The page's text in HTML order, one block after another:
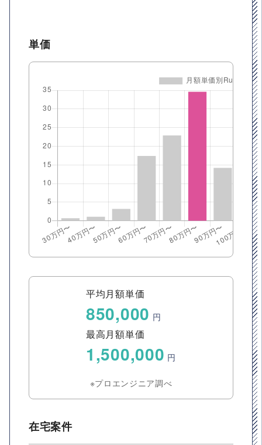
単価
平均月額単価
850,000 円
最高月額単価
1,500,000 円
※プロエンジニア調べ
在宅案件